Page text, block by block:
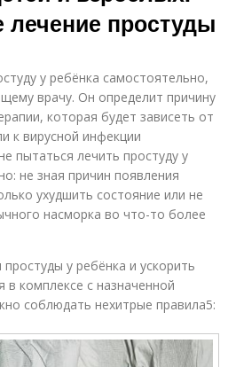
лечение простуды
у ребёнка самостоятельно,
врачу. Он определит причину
которая будет зависеть от
к вирусной инфекции
пытаться лечить простуду у
не зная причин появления
ухудшить состояние или не
насморка во что-то более
у ребёнка и ускорить
в комплексе с назначенной
соблюдать нехитрые правила5: